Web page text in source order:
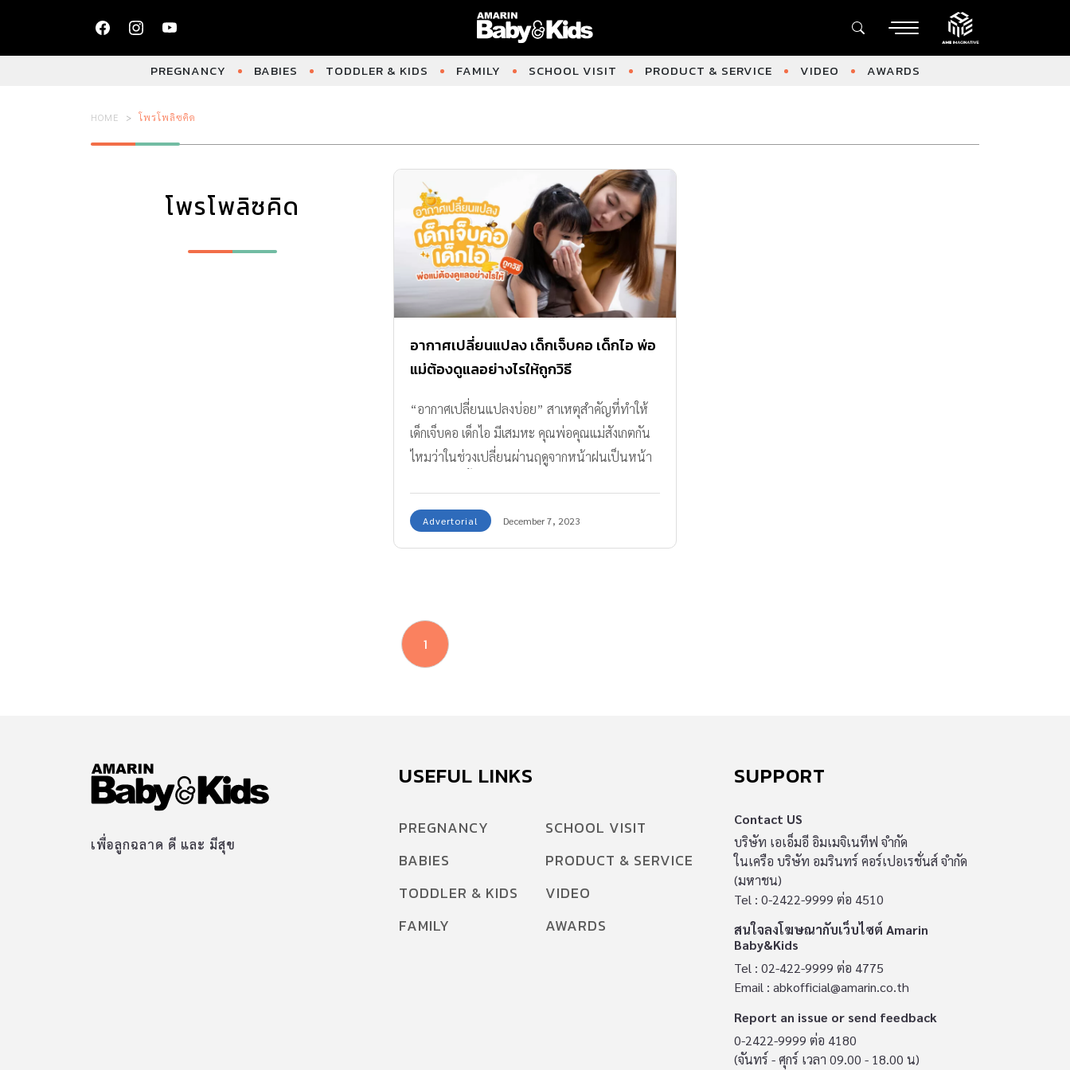
PREGNANCY BABIES TODDLER & KIDS FAMILY SCHOOL VISIT PRODUCT & SERVICE VIDEO AWARDS
HOME โพรโพลิซคิด
โพรโพลิซคิด
อากาศเปลี่ยนแปลง เด็กเจ็บคอ เด็กไอ พ่อ
แม่ต้องดูแลอย่างไรให้ถูกวิธี
“อากาศเปลี่ยนแปลงบ่อย” สาเหตุสำคัญที่ทำให้
เด็กเจ็บคอ เด็กไอ มีเสมหะ คุณพ่อคุณแม่สังเกตกัน
ไหมว่าในช่วงเปลี่ยนผ่านฤดูจากหน้าฝนเป็นหน้า
ไอ มีเสมหะ บางคนมีอาการมากกว่านั้นก็คือ ทั้ง
จาม และเป็นไข้ ซึ่งอาการต่าง ๆ เหล่านี้เกิดจาก
เย็นขึ้นและมีลมแรงนั้นก็ยังเอื้ออำนวยให้เชื้อไวรัส
อยู่รอดได้ดีและแพร่กระจายได้ไกลกว่าเดิมมากอีก
ด้วย เด็กเจ็บคอ เด็กไอ และมีเสมหะเรื้อรัง ส่งผลกระ
จากอากาศเปลี่ยนแปลงเข้าไปกันใหญ่ เพราะว่าจะ
ข้างน่าเป็นห่วง เพราะจะส่งผลกระทบต่อการใช้
ชีวิตโดยตรง ทั้งเรื่องการเจ็บป่วย เรื่องการไอในช่วง
กลางคืนที่จะเบียดเบียนการพักผ่อนทั้งตัวเด็กเอง
ห่วงลูกว่าร่างกายมีความผิดปกติหรือไม่ วิธีดูแลและ
Advertorial December 7, 2023
1
เพื่อลูกฉลาด ดี และ มีสุข
USEFUL LINKS
PREGNANCY
BABIES
TODDLER & KIDS
FAMILY
SCHOOL VISIT
PRODUCT & SERVICE
VIDEO
AWARDS
SUPPORT
Contact US
บริษัท เอเอ็มอี อิมเมจิเนทีฟ จำกัด
ในเครือ บริษัท อมรินทร์ คอร์เปอเรชั่นส์ จำกัด
(มหาชน)
Tel : 0-2422-9999 ต่อ 4510
สนใจลงโฆษณากับเว็บไซต์ Amarin
Baby&Kids
Tel : 02-422-9999 ต่อ 4775
Email : abkofficial@amarin.co.th
Report an issue or send feedback
0-2422-9999 ต่อ 4180
(จันทร์ - ศุกร์ เวลา 09.00 - 18.00 น)